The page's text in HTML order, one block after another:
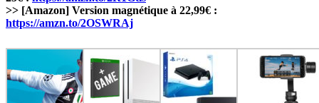
>> [Amazon] Version magnétique à 22,99€ :
https://amzn.to/2OSWRAj